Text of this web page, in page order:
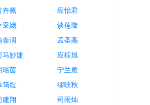
卉佩
应怡君
采娥
谈莲璇
泰润
孟圣高
马妙婕
应棕旭
瑶茵
宁兰雁
筠煜
缪映秋
建翔
司雨灿